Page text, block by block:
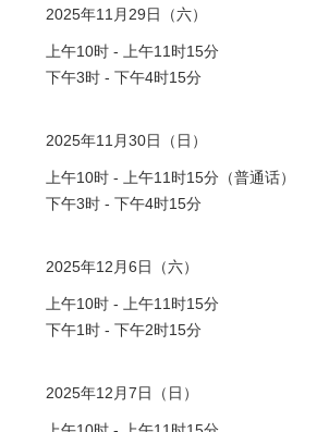
2025年11月29日（六）
上午10时 - 上午11时15分
下午3时 - 下午4时15分
2025年11月30日（日）
上午10时 - 上午11时15分（普通话）
下午3时 - 下午4时15分
2025年12月6日（六）
上午10时 - 上午11时15分
下午1时 - 下午2时15分
2025年12月7日（日）